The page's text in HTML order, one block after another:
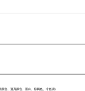
颜色、逼真颜色、黑白、棕褐色、冷色调)